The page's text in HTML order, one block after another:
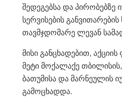
შედეგებსა და პირობებზე
სერვისების
თავმჯდომარე ლევან
მისი განცხადებით,
მეტი მოქალაქე
ბათუმისა და მარნეულის
გამოცხადდა.